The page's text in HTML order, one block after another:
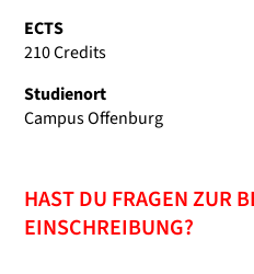
ECTS
210 Credits
Studienort
Campus Offenburg
HAST DU FRAGEN ZUR
EINSCHREIBUNG?